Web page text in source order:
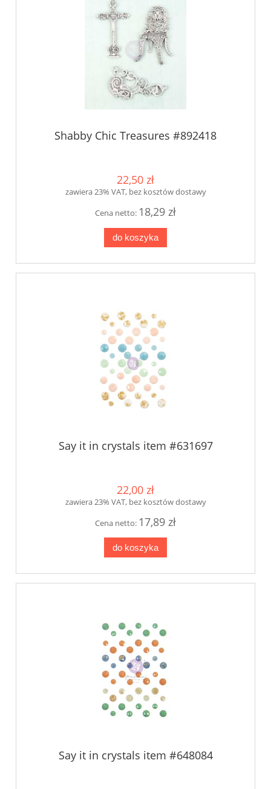
Shabby Chic Treasures #892418
22,50 zł
zawiera 23% VAT, bez kosztów dostawy
Cena netto: 18,29 zł
do koszyka
Say it in crystals item #631697
22,00 zł
zawiera 23% VAT, bez kosztów dostawy
Cena netto: 17,89 zł
do koszyka
Say it in crystals item #648084